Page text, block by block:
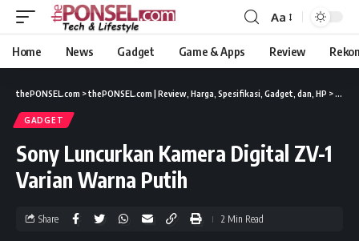
Aa
Home News Gadget Game & Apps Review
thePONSEL.com >thePONSEL.com | Review, Harga, Spesifikasi, Gadget, dan, HP >
GADGET
Sony Luncurkan Kamera Digital ZV-1
Varian Warna Putih
Share 2 Min Read